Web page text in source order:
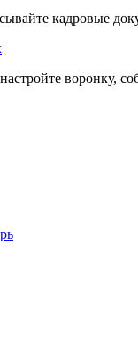
кадровые
воронку,